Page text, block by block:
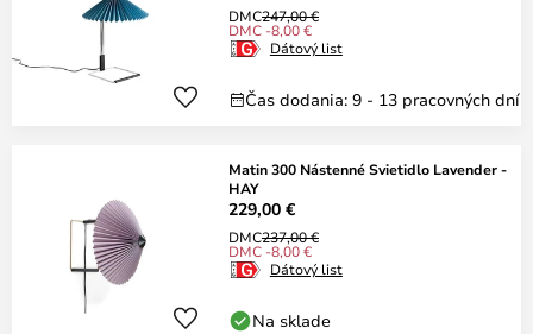
DMC247,00 €
DMC -8,00 €
Dátový list
Čas dodania: 9 - 13 pracovných dní
Matin 300 Nástenné Svietidlo Lavender -
HAY
229,00 €
DMC237,00 €
DMC -8,00 €
Dátový list
Na sklade